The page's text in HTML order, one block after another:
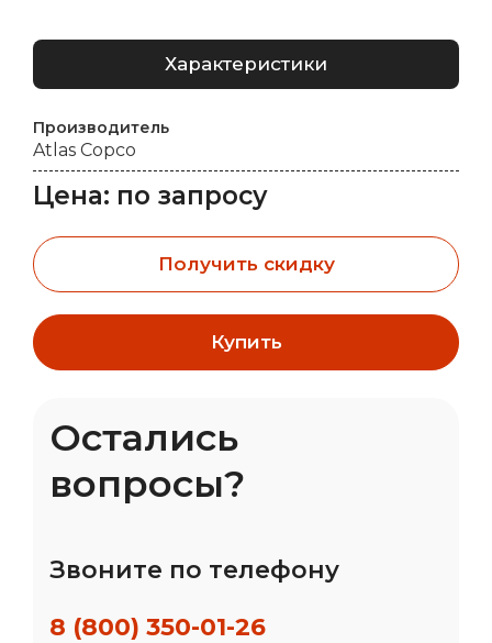
Характеристики
Производитель
Atlas Copco
Цена: по запросу
Получить скидку
Купить
Остались
вопросы?
Звоните по телефону
8 (800) 350-01-26